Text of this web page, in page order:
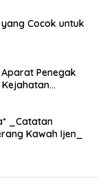
Cocok untuk
Penegak
Kawah Ijen_